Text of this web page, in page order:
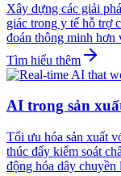
Xây dựng các giải
giác trong y tế hỗ trợ
đoán thông minh hơn
Tìm hiểu thêm
AI trong sản
Tối ưu hóa sản xuất
thúc đẩy kiểm soát
động hóa dây chuyền